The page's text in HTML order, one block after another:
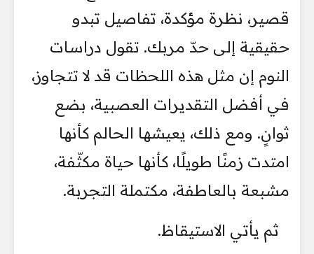
قصير، نظرة مؤكدة، تفاصيل تبدو
حقيقية إلى حدّ مربك. تقول دراسات
النوم إن مثل هذه اللحظات قد لا تتجاوز،
في أفضل التقديرات العصبية، بضع
ثوانٍ. ومع ذلك، يعيشها الحالم كأنها
امتدت زمنًا طويلًا، كأنها حياة مكثّفة،
مشبعة بالعاطفة، مكتملة التجربة.
ثم يأتي الاستيقاظ.